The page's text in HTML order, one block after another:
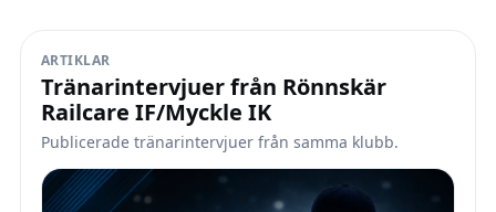
ARTIKLAR
Tränarintervjuer från Rönnskär
Railcare IF/Myckle IK
Publicerade tränarintervjuer från samma klubb.